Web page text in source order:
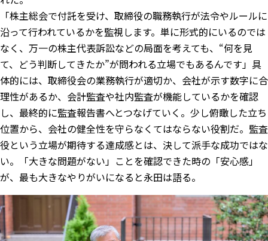
「株主総会で付託を受け、取締役の職務執行が法令やルールに
沿って行われているかを監視します。単に形式的にいるのでは
なく、万一の株主代表訴訟などの局面を考えても、“何を見
て、どう判断してきたか”が問われる立場でもあるんです」具
体的には、取締役会の業務執行が適切か、会社が示す数字に合
理性があるか、会計監査や社内監査が機能しているかを確認
し、最終的に監査報告書へとつなげていく。少し俯瞰した立ち
位置から、会社の健全性を守らなくてはならない役割だ。監査
役という立場が期待する達成感とは、決して派手な成功ではな
い。「大きな問題がない」ことを確認できた時の「安心感」
が、最も大きなやりがいになると永田は語る。